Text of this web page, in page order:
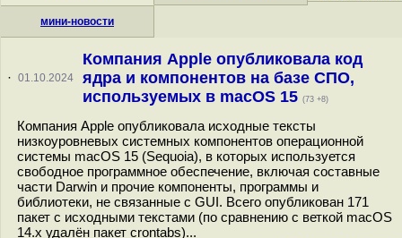
мини-новости
· 01.10.2024
Компания Apple опубликовала код
ядра и компонентов на базе СПО,
используемых в macOS 15 (73 +8)
Компания Apple опубликовала исходные тексты
низкоуровневых системных компонентов операционной
системы macOS 15 (Sequoia), в которых используется
свободное программное обеспечение, включая составные
части Darwin и прочие компоненты, программы и
библиотеки, не связанные с GUI. Всего опубликован 171
пакет с исходными текстами (по сравнению с веткой macOS
14.x удалён пакет crontabs)...